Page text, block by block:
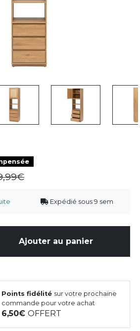
Expédié sous 9 sem
Ajouter au panier
Points fidélité sur votre prochaine
commande pour votre achat
6,50OFFERT